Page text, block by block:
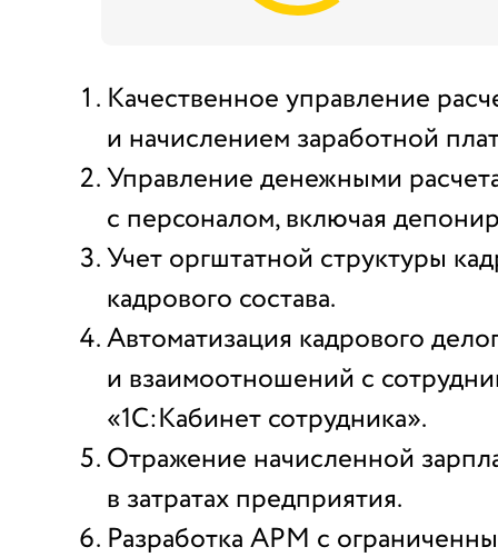
Качественное управление
и начислением заработной
Управление денежными
с персоналом, включая
Учет оргштатной структуры
кадрового состава.
Автоматизация кадрового
и взаимоотношений с
«1С:Кабинет сотрудника».
Отражение начисленной
в затратах предприятия.
Разработка АРМ с